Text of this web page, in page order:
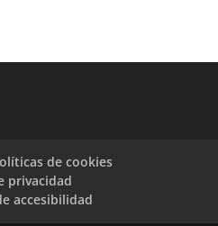
de cookies
privacidad
accesibilidad